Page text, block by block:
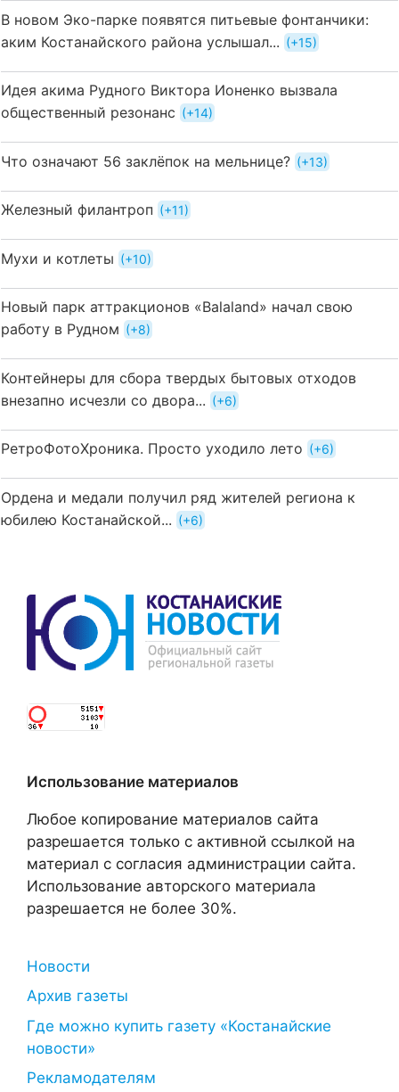
В новом Эко-парке появятся питьевые фонтанчики:
аким Костанайского района услышал...
+15
Идея акима Рудного Виктора Ионенко вызвала
общественный резонанс
+14
Что означают 56 заклёпок на мельнице? +13
Железный филантроп +11
Мухи и котлеты +10
Новый парк аттракционов «Balaland» начал свою
работу в Рудном
+8
Контейнеры для сбора твердых бытовых отходов
внезапно исчезли со двора...
+6
РетроФотоХроника. Просто уходило лето +6
Ордена и медали получил ряд жителей региона к
юбилею Костанайской...
+6
Использование материалов
Любое копирование материалов сайта
разрешается только с активной ссылкой на
материал с согласия администрации сайта.
Использование авторского материала
разрешается не более 30%.
Новости
Архив газеты
Где можно купить газету «Костанайские
новости»
Рекламодателям